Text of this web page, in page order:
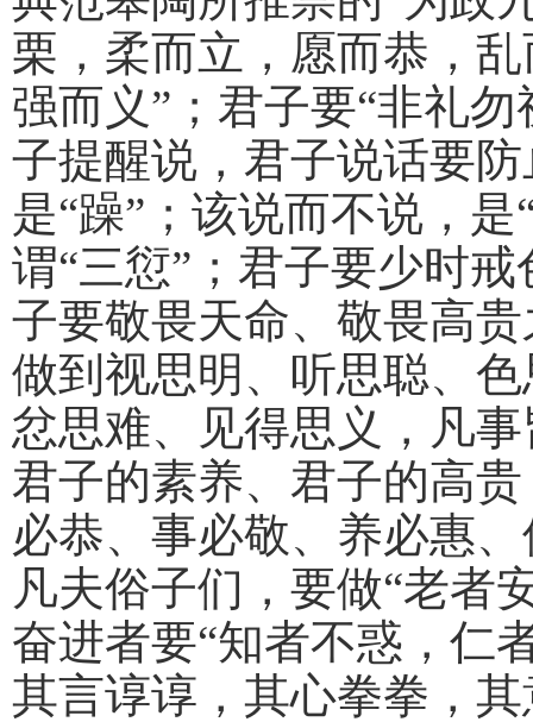
栗，柔而立，愿而恭，
强而义”；君子要“非礼
子提醒说，君子说话要
是“躁”；该说而不说，
谓“三愆”；君子要少时
子要敬畏天命、敬畏高
做到视思明、听思聪、
忿思难、见得思义，凡
君子的素养、君子的高
必恭、事必敬、养必惠
凡夫俗子们，要做“老者
奋进者要“知者不惑，仁
其言谆谆，其心拳拳，